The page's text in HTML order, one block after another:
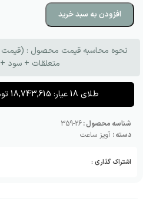
افزودن به سبد خرید
نحوه محاسبه قیمت محصول : (قیمت
متعلقات + سود + 10٪ مالیات
طلای 18 عیار: 18,743,615
شناسه محصول :26-359
دسته : آویز ساعت
اشتراک گذاری :